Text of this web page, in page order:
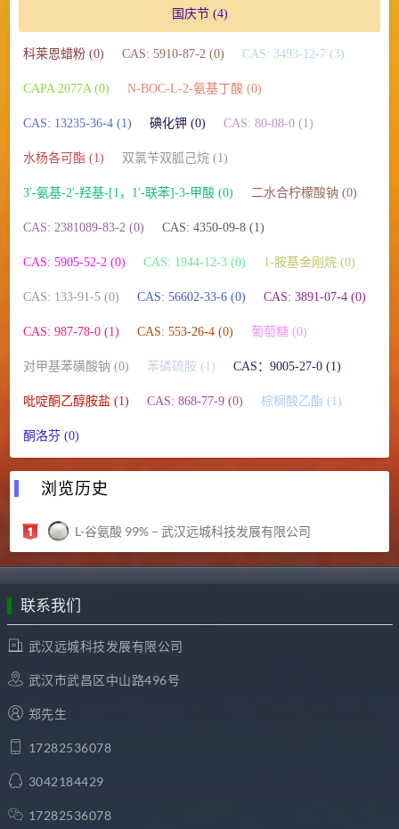
国庆节(4)
科莱恩蜡粉 (0) CAS: 5910-87-2 (0) CAS: 3493-12-7 (3)
CAPA 2077A (0) N-BOC-L-2-氨基丁酸 (0)
CAS: 13235-36-4 (1) 碘化钾 (0) CAS: 80-08-0 (1)
水杨各可酯 (1) 双氯苄双胍己烷 (1)
3′-氨基-2′-羟基-[1，1′-联苯]-3-甲酸 (0) 二水合柠檬酸钠 (0)
CAS: 2381089-83-2 (0) CAS: 4350-09-8 (1)
CAS: 5905-52-2 (0) CAS: 1944-12-3 (0) 1-胺基金刚烷 (0)
CAS: 133-91-5 (0) CAS: 56602-33-6 (0) CAS: 3891-07-4 (0)
CAS: 987-78-0 (1) CAS: 553-26-4 (0) 葡萄糖 (0)
对甲基苯磺酸钠 (0) 苯磷硫胺 (1) CAS：9005-27-0 (1)
吡啶酮乙醇胺盐 (1) CAS: 868-77-9 (0) 棕榈酸乙酯 (1)
酮洛芬 (0)
浏览历史
L-谷氨酸 99% – 武汉远城科技发展有限公司
联系我们
武汉远城科技发展有限公司
武汉市武昌区中山路496号
郑先生
17282536078
3042184429
17282536078